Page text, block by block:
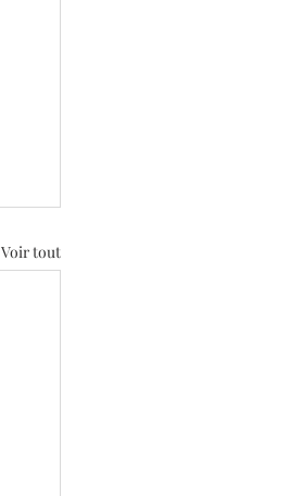
Voir tout